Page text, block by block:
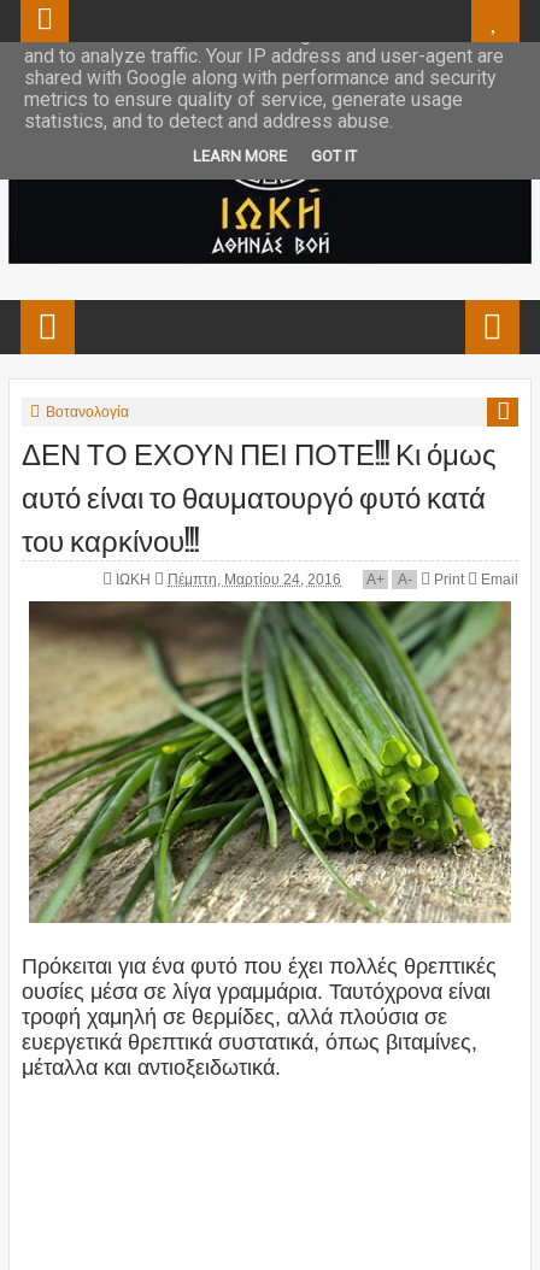
Βοτανολογία
ΔΕΝ ΤΟ ΕΧΟΥΝ ΠΕΙ ΠΟΤΕ!!! Κι όμως
αυτό είναι το θαυματουργό φυτό κατά
του καρκίνου!!!
ΙΩΚΗ Πέμπτη, Μαρτίου 24, 2016 A+ A- Print Email
Πρόκειται για ένα φυτό που έχει πολλές θρεπτικές
ουσίες μέσα σε λίγα γραμμάρια. Ταυτόχρονα είναι
τροφή χαμηλή σε θερμίδες, αλλά πλούσια σε
ευεργετικά θρεπτικά συστατικά, όπως βιταμίνες,
μέταλλα και αντιοξειδωτικά.
This site uses cookies from Google to deliver its services
and to analyze traffic. Your IP address and user-agent are
shared with Google along with performance and security
metrics to ensure quality of service, generate usage
statistics, and to detect and address abuse.
LEARN MORE GOT IT